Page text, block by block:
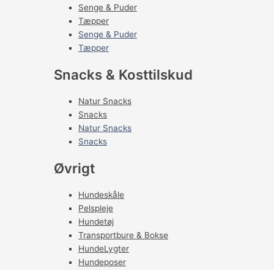
Senge & Puder
Tæpper
Senge & Puder
Tæpper
Snacks & Kosttilskud
Natur Snacks
Snacks
Natur Snacks
Snacks
Øvrigt
Hundeskåle
Pelspleje
Hundetøj
Transportbure & Bokse
HundeLygter
Hundeposer